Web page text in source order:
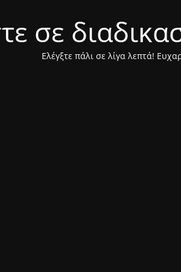
σε
Ελέγξτε πάλι σε λίγα λεπτά!